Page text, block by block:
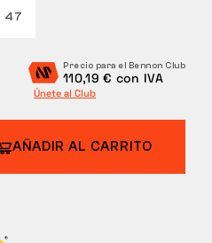
47
Precio para el Bennon Club
110,19 € con IVA
Únete al Club
AÑADIR AL CARRITO